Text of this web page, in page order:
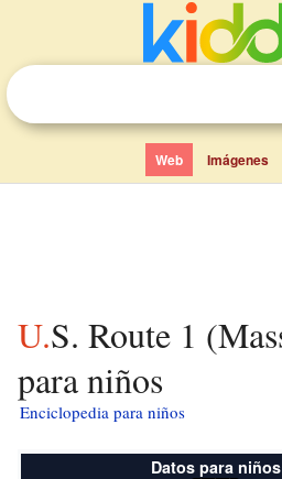
Web Imágenes
U.S. Route 1 (Massachusetts)
para niños
Enciclopedia para niños
Datos para niños